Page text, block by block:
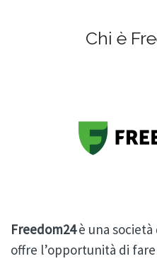
Chi è
Freedom24è una
offre l’opportunità di